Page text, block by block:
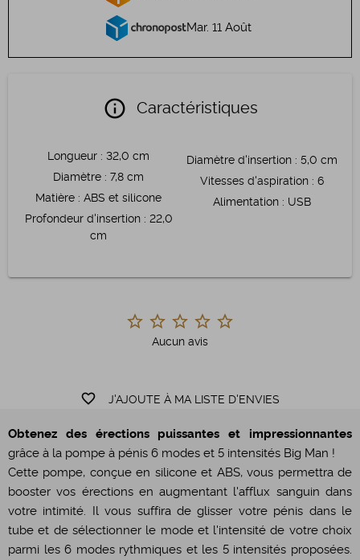
Mar. 11 Août
Aucun avis
favorite_border J'AJOUTE À MA LISTE D'ENVIES
info Caractéristiques
Longueur : 32,0 cm
Diamètre : 7,8 cm
Matière : ABS et silicone
Profondeur d'insertion: 22,0
cm
Diamètre d'insertion: 5,0 cm
Vitesses d'aspiration: 6
Alimentation: USB
Obtenez des érections puissantes et impressionnantes
grâce à la pompe à pénis 6 modes et 5 intensités Big Man !
Cette pompe, conçue en silicone et ABS, vous permettra de
booster vos érections en augmentant l'afflux sanguin dans
votre intimité. Il vous suffira de glisser votre pénis dans le
tube et de sélectionner le mode et l'intensité de votre choix
parmi les 6 modes rythmiques et les 5 intensités proposées.